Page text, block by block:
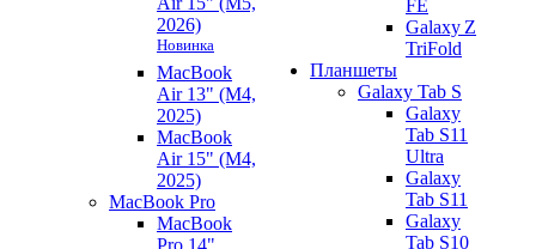
2026)
Новинка
MacBook
Air 13" (M4,
2025)
MacBook
Air 15" (M4,
2025)
MacBook Pro
MacBook
FE
Galaxy Z
TriFold
Планшеты
Galaxy Tab S
Galaxy
Tab S11
Ultra
Galaxy
Tab S11
Galaxy
Tab S10